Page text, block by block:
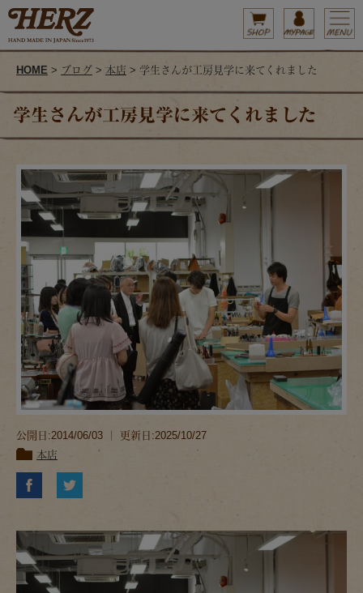
HOME > ブログ > 本店 > 学生さんが工房見学に来てくれました
学生さんが工房見学に来てくれました
公開日:2014/06/03 ｜ 更新日:2025/10/27
本店